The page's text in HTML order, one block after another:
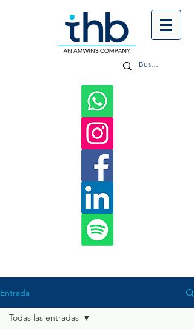
Entrada
Todas las entradas